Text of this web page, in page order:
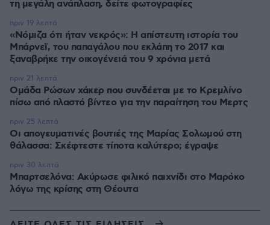
τη μεγάλη ανάπλαση, δείτε φωτογραφίες
«Νόμιζα ότι ήταν νεκρός»: Η απίστευτη ιστορία του
Μπάρνεϊ, του παπαγάλου που εκλάπη το 2017 και
ξαναβρήκε την οικογένειά του 9 χρόνια μετά
πριν 19 λεπτά
Ομάδα Ρώσων χάκερ που συνδέεται με το Κρεμλίνο
πίσω από πλαστό βίντεο για την παραίτηση του Μερτς
πριν 21 λεπτά
Οι απογευματινές βουτιές της Μαρίας Σολωμού στη
θάλασσα: Σκέφτεστε τίποτα καλύτερο; έγραψε
πριν 25 λεπτά
Μπαρτσελόνα: Ακύρωσε φιλικό παιχνίδι στο Μαρόκο
λόγω της κρίσης στη Θέουτα
πριν 30 λεπτά